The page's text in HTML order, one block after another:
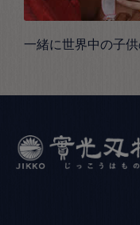
一緒に世界中の子